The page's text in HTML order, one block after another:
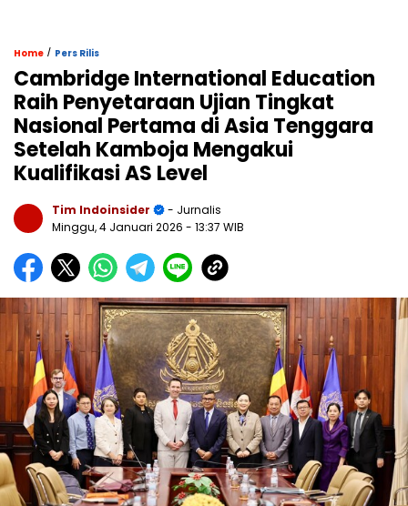
Home / Pers Rilis
Cambridge International Education
Raih Penyetaraan Ujian Tingkat
Nasional Pertama di Asia Tenggara
Setelah Kamboja Mengakui
Kualifikasi AS Level
Tim Indoinsider
- Jurnalis
Minggu, 4 Januari 2026 - 13:37 WIB